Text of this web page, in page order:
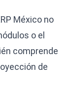
México no
o el
comprende
de